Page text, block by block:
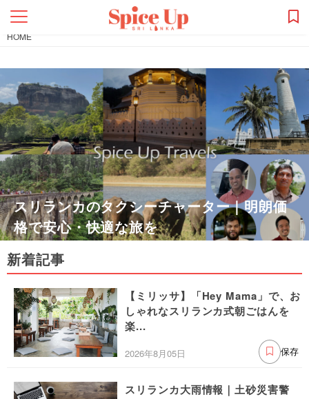
HOME
スリランカのタクシーチャーター｜明朗価
格で安心・快適な旅を
新着記事
【ミリッサ】「Hey Mama」で、お
しゃれなスリランカ式朝ごはんを
楽...
2026年8月05日 保存
スリランカ大雨情報｜土砂災害警